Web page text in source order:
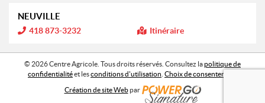
o
o
r
m
a
i
NEUVILLE
I
n
o
418 873-3232 Itinéraire
© 2026 Centre Agricole. Tous droits réservés. Consultez lapolitique de
confidentialitéet lesconditions d'utilisation Choix de consentement
Création de site Webpar